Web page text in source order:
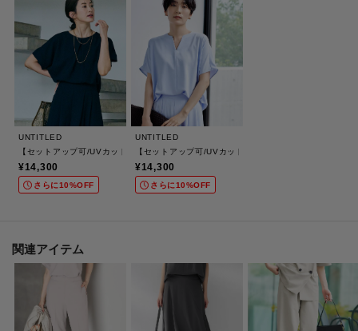
643） ベージュ（052） ネイビー（094）
日本製：ブラック（719）ライトピンク（770） サックスブルー（790）
※この製品は、太陽光線中の紫外線（UV）を通しにくくします。この効果は
永久的ではありません。
※この製品は、吸水速乾効果のある素材を使用しています。この効果は永久
的ではありません。
※照明の関係により、実際よりも色味が違って見える場合があります。ま
モデル情報：身長161cm B79 W58 H86 着用サイズ：02（M）
UNTITLED
【セットアップ可/UVカット/前後2WAY】リラクシーフレンチスリーブブラウス
¥14,300
さらに10%OFF
UNTITLED
【セットアップ可/UVカット/接触冷感/UVカット】リラ
¥14,300
さらに10%OFF
関連アイテム